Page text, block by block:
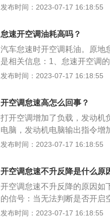
间歇性工作。当空调不工作时
成怠速不稳。
怠速步进马达故障；（6）进
毒气体，使车内空气变得清新
度。
发布时间：2023-07-17 16:18:55
怠速开空调油耗高吗？
汽车怠速时开空调耗油。原地
是相关信息：1、怠速开空调
能量的很小一部分，但怠速开
持运转是浪费动力。2、危害
速或低速时，汽油不能充分
下就会将一氧化碳吸入车内，
候，空调的进气口正好对着前
式。
发布时间：2023-07-17 16:18:55
开空调怠速高怎么回事？
打开空调增加了负载，发动机
电脑，发动机电脑输出指令增
稳，有以下原因：1、发动机
图以提高转速抵消怠速时的阻
压缩机的负载，再次提高转
路出错：无法发送空调开启信
ECU会连续调整怠速转速，
性工作。当空调不工作时，空
发布时间：2023-07-17 16:18:55
开空调怠速不升反降是什么原
开空调怠速不升反降的原因如
的信号：当无法判断是否开启
暂的高负荷，试图以提高转速
发布时间：2023-07-17 16:18:55